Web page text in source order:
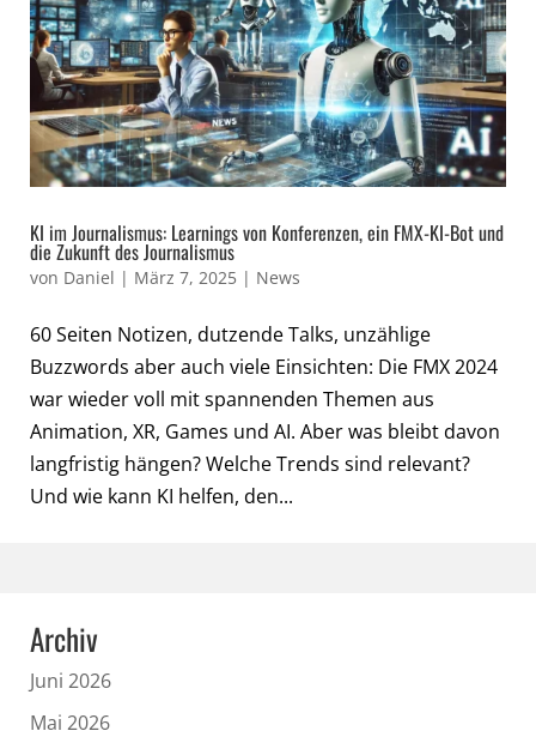
KI im Journalismus: Learnings von Konferenzen, ein FMX-KI-Bot und
die Zukunft des Journalismus
von Daniel | März 7, 2025 | News
60 Seiten Notizen, dutzende Talks, unzählige
Buzzwords aber auch viele Einsichten: Die FMX 2024
war wieder voll mit spannenden Themen aus
Animation, XR, Games und AI. Aber was bleibt davon
langfristig hängen? Welche Trends sind relevant?
Und wie kann KI helfen, den...
Archiv
Juni 2026
Mai 2026